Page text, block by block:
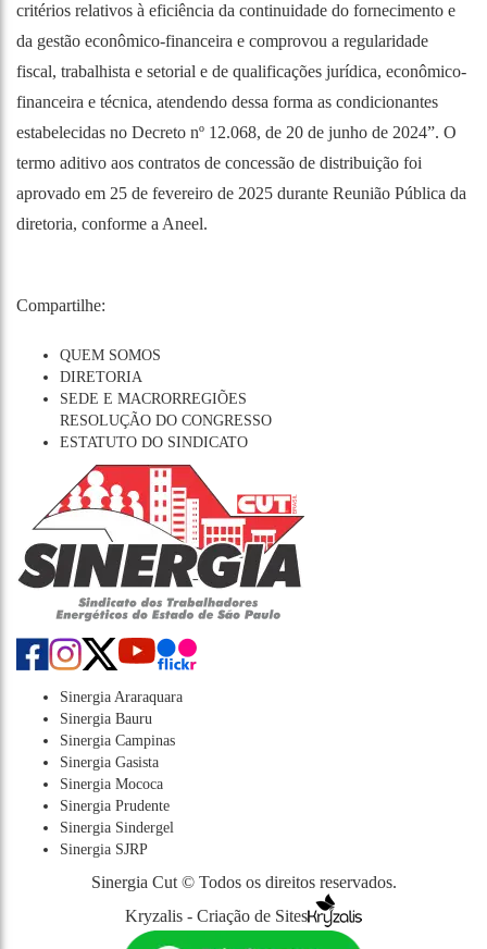
critérios relativos à eficiência da continuidade do fornecimento e
da gestão econômico-financeira e comprovou a regularidade
fiscal, trabalhista e setorial e de qualificações jurídica, econômico-
financeira e técnica, atendendo dessa forma as condicionantes
estabelecidas no Decreto nº 12.068, de 20 de junho de 2024”. O
termo aditivo aos contratos de concessão de distribuição foi
aprovado em 25 de fevereiro de 2025 durante Reunião Pública da
diretoria, conforme a Aneel.
Compartilhe:
QUEM SOMOS
DIRETORIA
SEDE E MACRORREGIÕES
RESOLUÇÃO DO CONGRESSO
ESTATUTO DO SINDICATO
Sinergia Araraquara
Sinergia Bauru
Sinergia Campinas
Sinergia Gasista
Sinergia Mococa
Sinergia Prudente
Sinergia Sindergel
Sinergia SJRP
Sinergia Cut © Todos os direitos reservados.
Kryzalis - Criação de Sites